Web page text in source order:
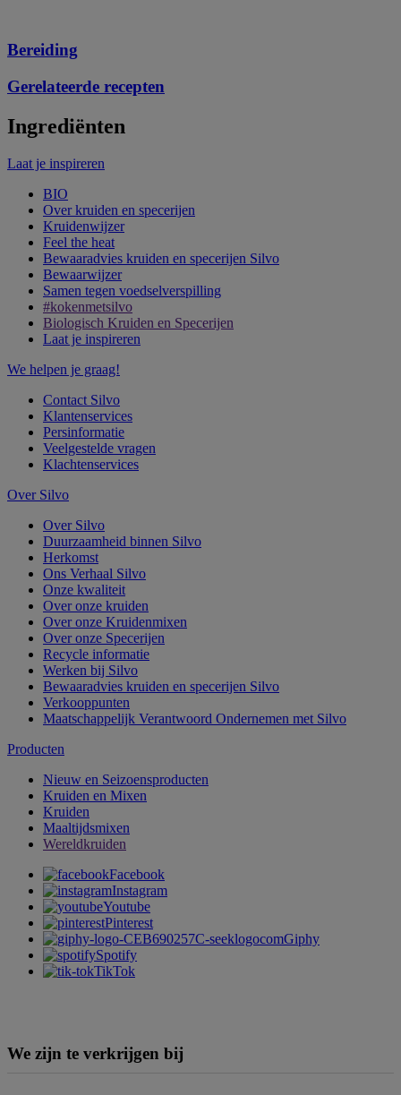
Bereiding
Gerelateerde recepten
Ingrediënten
Laat je inspireren
BIO
Over kruiden en specerijen
Kruidenwijzer
Feel the heat
Bewaaradvies kruiden en specerijen Silvo
Bewaarwijzer
Samen tegen voedselverspilling
#kokenmetsilvo
Biologisch Kruiden en Specerijen
Laat je inspireren
We helpen je graag!
Contact Silvo
Klantenservices
Persinformatie
Veelgestelde vragen
Klachtenservices
Over Silvo
Over Silvo
Duurzaamheid binnen Silvo
Herkomst
Ons Verhaal Silvo
Onze kwaliteit
Over onze kruiden
Over onze Kruidenmixen
Over onze Specerijen
Recycle informatie
Werken bij Silvo
Bewaaradvies kruiden en specerijen Silvo
Verkooppunten
Maatschappelijk Verantwoord Ondernemen met Silvo
Producten
Nieuw en Seizoensproducten
Kruiden en Mixen
Kruiden
Maaltijdsmixen
Wereldkruiden
Facebook
Instagram
Youtube
Pinterest
Giphy
Spotify
TikTok
We zijn te verkrijgen bij